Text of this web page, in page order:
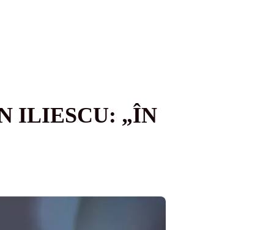
ILIESCU: „ÎN